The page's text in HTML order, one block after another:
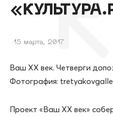
15 марта, 2017
Ваш ХХ век. Четверги
Фотография:
Проект «Ваш ХХ век»